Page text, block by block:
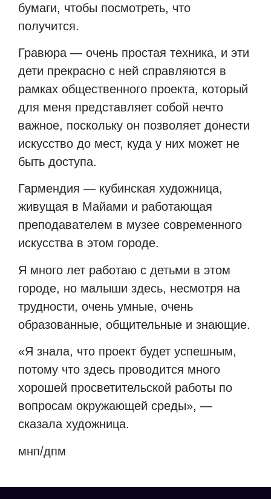
бумаги, чтобы посмотреть, что
получится.
Гравюра — очень простая техника, и эти
дети прекрасно с ней справляются в
рамках общественного проекта, который
для меня представляет собой нечто
важное, поскольку он позволяет донести
искусство до мест, куда у них может не
быть доступа.
Гармендия — кубинская художница,
живущая в Майами и работающая
преподавателем в музее современного
искусства в этом городе.
Я много лет работаю с детьми в этом
городе, но малыши здесь, несмотря на
трудности, очень умные, очень
образованные, общительные и знающие.
«Я знала, что проект будет успешным,
потому что здесь проводится много
хорошей просветительской работы по
вопросам окружающей среды», —
сказала художница.
мнп/дпм